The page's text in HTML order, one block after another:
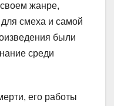
жанре,
смеха и самой
были
среди
его работы